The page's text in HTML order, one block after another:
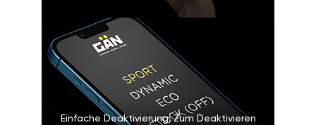
Einfache Deaktivierung: Zum Deaktivieren